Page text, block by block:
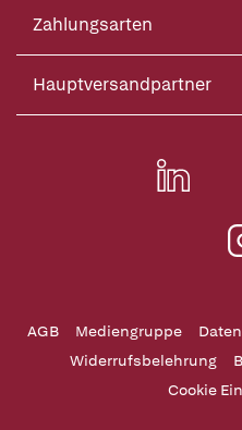
Zahlungsarten
Hauptversandpartner
AGB Mediengruppe
Widerrufsbelehrung
Cookie